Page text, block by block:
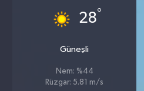
28°
Güneşli
Nem: %44
Rüzgar: 5.81 m/s